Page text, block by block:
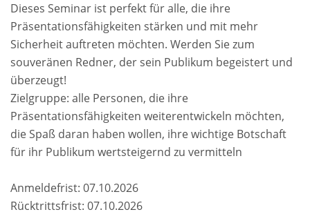
Dieses Seminar ist perfekt für alle, die ihre
Präsentationsfähigkeiten stärken und mit mehr
Sicherheit auftreten möchten. Werden Sie zum
souveränen Redner, der sein Publikum begeistert und
überzeugt!
Zielgruppe: alle Personen, die ihre
Präsentationsfähigkeiten weiterentwickeln möchten,
die Spaß daran haben wollen, ihre wichtige Botschaft
für ihr Publikum wertsteigernd zu vermitteln
Anmeldefrist: 07.10.2026
Rücktrittsfrist: 07.10.2026